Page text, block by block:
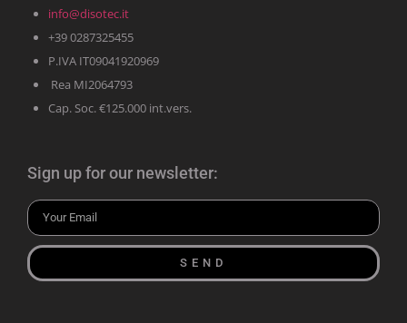
info@disotec.it
+39 0287325455
P.IVA IT09041920969
Rea MI2064793
Cap. Soc. €125.000 int.vers.
Sign up for our newsletter:
SEND